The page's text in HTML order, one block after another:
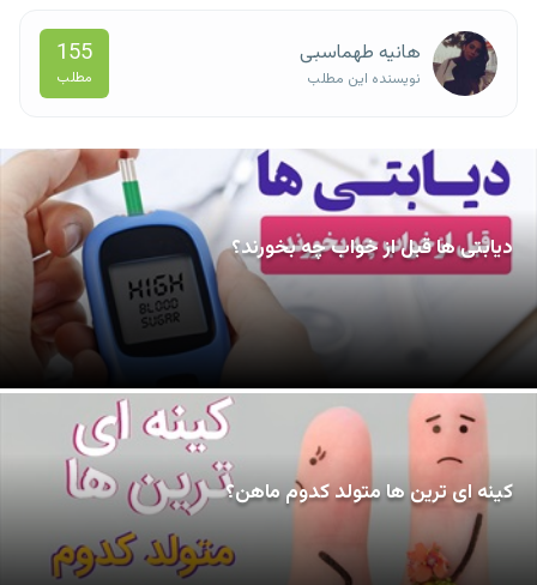
هانیه طهماسبی
نویسنده این مطلب
155
مطلب
دیابتی ها قبل از خواب چه بخورند؟
کینه ای ترین ها متولد کدوم ماهن؟